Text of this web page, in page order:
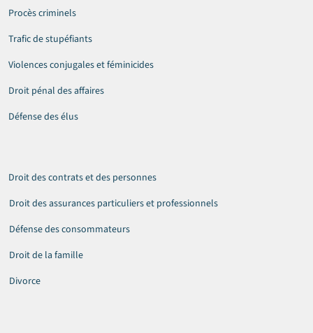
Procès criminels
Trafic de stupéfiants
Violences conjugales et féminicides
Droit pénal des affaires
Défense des élus
Droit des contrats et des personnes
Droit des assurances particuliers et professionnels
Défense des consommateurs
Droit de la famille
Divorce